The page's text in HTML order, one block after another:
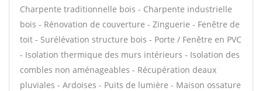
Charpente traditionnelle bois - Charpente industrielle
bois - Rénovation de couverture - Zinguerie - Fenêtre de
toit - Surélévation structure bois - Porte / Fenêtre en PVC
- Isolation thermique des murs intérieurs - Isolation des
combles non aménageables - Récupération deaux
pluviales - Ardoises - Puits de lumière - Maison ossature